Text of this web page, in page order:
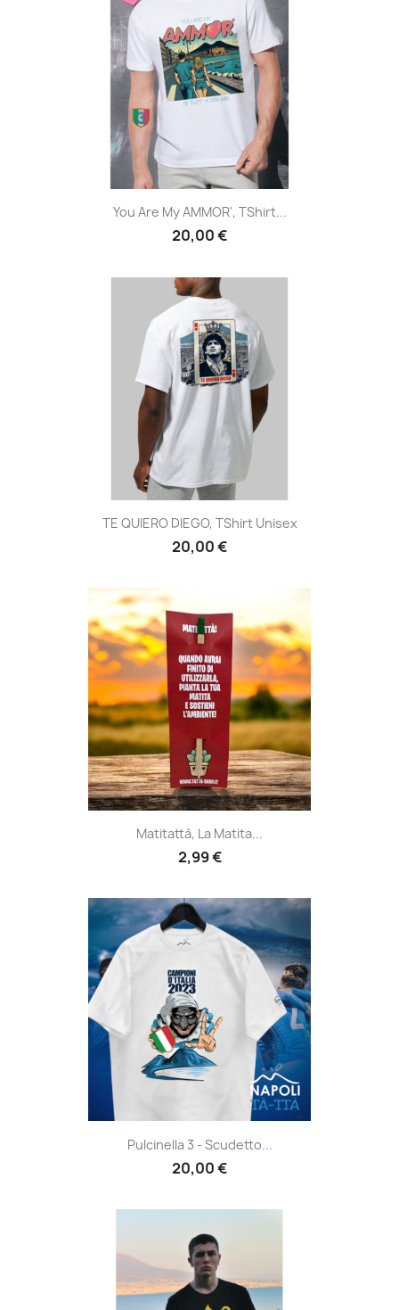
You Are My AMMOR', TShirt...
20,00 €
TE QUIERO DIEGO, TShirt Unisex
20,00 €
Matitattà, La Matita...
2,99 €
Pulcinella 3 - Scudetto...
20,00 €